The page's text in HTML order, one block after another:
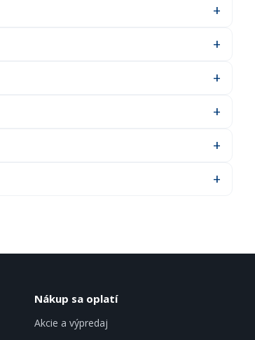
Nákup sa oplatí
Akcie a výpredaj